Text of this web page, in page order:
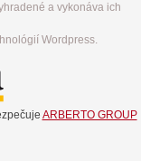
a vykonáva ich
Wordpress.
ARBERTO GROUP